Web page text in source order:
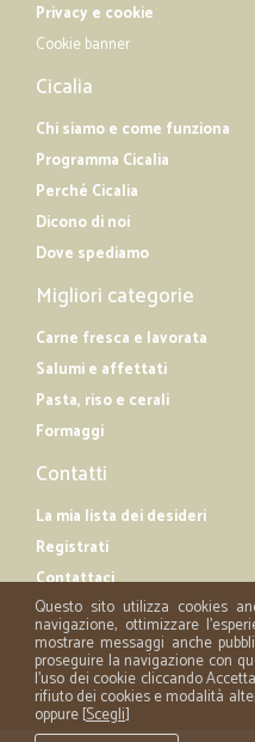
Privacy e cookie
Cookie banner
Cicalia
Chi siamo e come funziona
Programma Cicalia
Perché Cicalia
Dicono di noi
Dove spediamo
Migliori categorie
Carne fresca e lavorata
Salumi e affettati
Pasta, riso e cerali
Formaggi
Contatti
La mia lista dei desideri
Registrati
Contattaci
Questo sito utilizza cookies
navigazione, ottimizzare
mostrare messaggi anche
proseguire la navigazione con
l'uso dei cookie cliccando
rifiuto dei cookies e modalità
oppure [Scegli]